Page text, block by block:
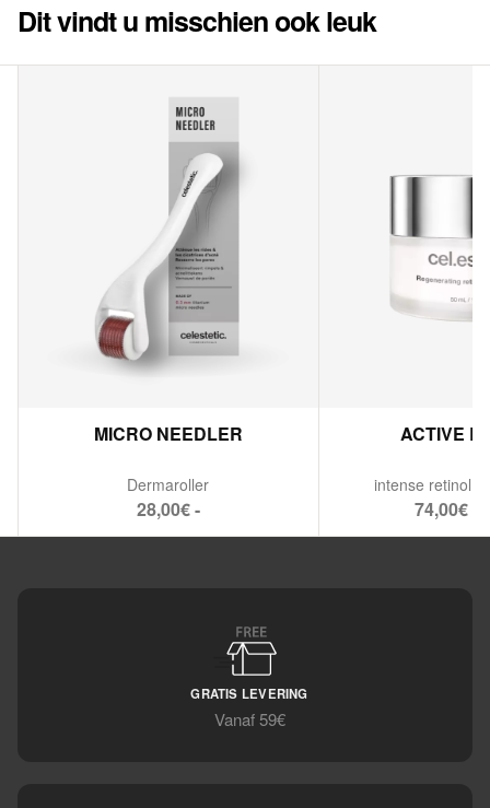
Dit vindt u misschien ook leuk
MICRO NEEDLER
Dermaroller
28,00€ -
ACTIVE
intense retinol
74,00€ -
GRATIS LEVERING
Vanaf 59€